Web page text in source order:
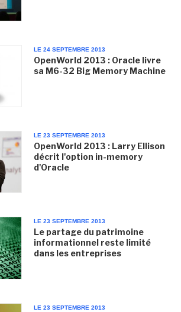
LE 24 SEPTEMBRE 2013
OpenWorld 2013 : Oracle livre
sa M6-32 Big Memory Machine
LE 23 SEPTEMBRE 2013
OpenWorld 2013 : Larry Ellison
décrit l'option in-memory
d'Oracle
LE 23 SEPTEMBRE 2013
Le partage du patrimoine
informationnel reste limité
dans les entreprises
LE 23 SEPTEMBRE 2013